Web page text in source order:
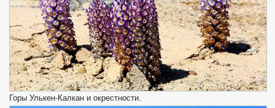
Горы Улькен-Калкан и окрестности.